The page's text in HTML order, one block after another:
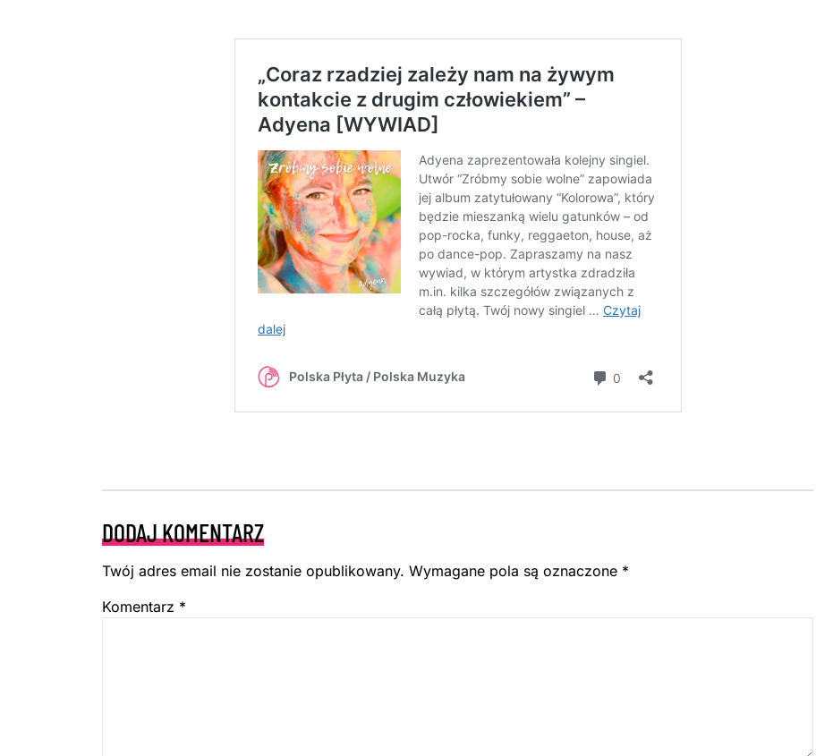
DODAJ KOMENTARZ
Twój adres email nie zostanie opublikowany. Wymagane pola są oznaczone *
Komentarz *